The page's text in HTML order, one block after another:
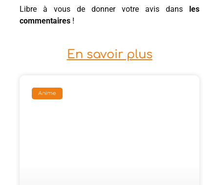
Libre à vous de donner votre avis dans les
commentaires !
En savoir plus
Anime